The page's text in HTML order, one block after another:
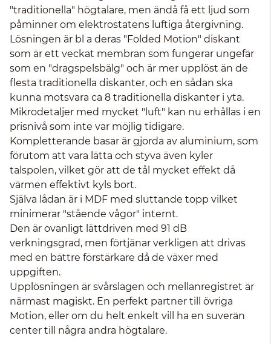
"traditionella" högtalare, men ändå få ett ljud som
påminner om elektrostatens luftiga återgivning.
Lösningen är bl a deras "Folded Motion" diskant
som är ett veckat membran som fungerar ungefär
som en "dragspelsbälg" och är mer upplöst än de
flesta traditionella diskanter, och en sådan ska
kunna motsvara ca 8 traditionella diskanter i yta.
Mikrodetaljer med mycket "luft" kan nu erhållas i en
prisnivå som inte var möjlig tidigare.
Kompletterande basar är gjorda av aluminium, som
förutom att vara lätta och styva även kyler
talspolen, vilket gör att de tål mycket effekt då
värmen effektivt kyls bort.
Själva lådan är i MDF med sluttande topp vilket
minimerar "stående vågor" internt.
Den är ovanligt lättdriven med 91 dB
verkningsgrad, men förtjänar verkligen att drivas
med en bättre förstärkare då de växer med
uppgiften.
Upplösningen är svårslagen och mellanregistret är
närmast magiskt. En perfekt partner till övriga
Motion, eller om du helt enkelt vill ha en suverän
center till några andra högtalare.